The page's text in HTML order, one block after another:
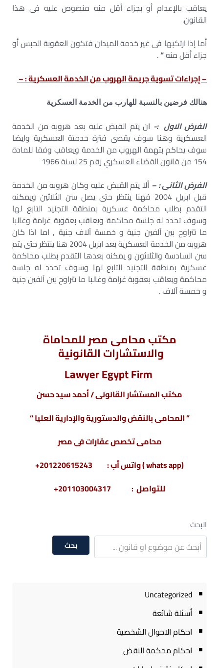
يعاقب بالإعدام أو بجزاء أقل منه منصوص عليه فى هذا
القانون.
أما إذا ارتكبها فى غير خدمة الميدان فتكون العقوبة الحبس أو
جزاء أقل منه“
.
– إجراءات تسوية جريمة الهروب من الخدمة العسكرية : –
هنالك فرضين بالنسبة للهارب من الخدمة العسكرية
الفرض الاول :- ان يتم القبض عليه بعد هروبه من الخدمة
العسكرية وهنا سوف يقضى فترة خدمتة العسكرية وايضا
سوف يحاكم بتهمة الهروب من الخدمة ويعاقب وفقا للمادة
154 من قانون القضاء العسكري رقم 25 لسنة 1966
الفرض الثانى : – ألا يتم القبض عليه وكان هروبه من الخدمة
قبل ابريل 2004 فهنا ينتظر حتى يصل سن الثلاثين ويمكنه
التقدم بطلب محاكمة عسكرية بمنطقة التجنيد التابع لها
وسوف تحدد له جلسة محاكمة ويعاقب بعقوبة غرامة وغالبا
ما تتراوح بين آلفين جنية و خمسة آلاف جنية , اما اذا كان
هروبه من الخدمة العسكرية بعد ابريل 2004 هنا ينتظر حتى يتم
سن السادسة والثلاثون و يمكنه بعدها التقدم بطلب محاكمة
عسكرية بمنطقة التجنيد التابع لها وسوف تحدد له جلسة
محاكمة ويعاقب بعقوبة غرامة وغالبا ما تتراوح بين آلفين جنية
و خمسة آلاف .
مكتب محامى مصر للمحاماة
والاستشارات القانونية
مكتب المستشار القانونى / أحمد سيد حسن
” المحامى بالنقض والدستورية والإدارية العليا “
محامى تخصص عقارات فى مصر
(whats app ) واتس أب : 201220615243+
للتواصل : 201103004317+
البحث
بحث
Uncategorized
أسئلة شائعة
احكام الاحوال الشخصية
احكام محكمة النقض